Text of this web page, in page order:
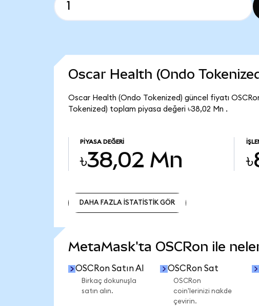
Oscar Health (Ondo
Oscar Health (Ondo Tokenized) güncel fiyatı
Tokenized) toplam piyasa değeri ৳38,02 Mn .
PIYASA DEĞERI
৳38,02 Mn
DAHA FAZLA İSTATİSTİK GÖR
MetaMask'ta OSCRon ile neler
OSCRon Satın Al
Birkaç dokunuşla
satın alın.
OSCRon Sat
OSCRon
coin'lerinizi nakde
çevirin.